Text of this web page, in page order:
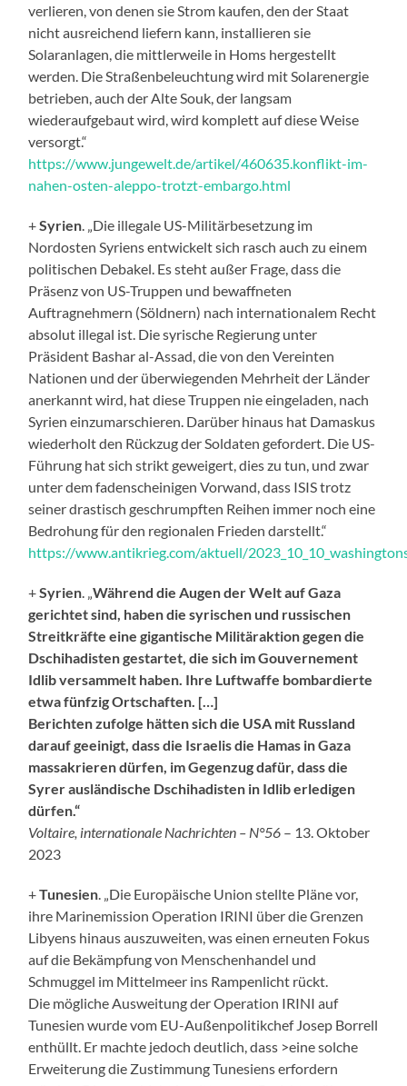
verlieren, von denen sie Strom kaufen, den der Staat
nicht ausreichend liefern kann, installieren sie
Solaranlagen, die mittlerweile in Homs hergestellt
werden. Die Straßenbeleuchtung wird mit Solarenergie
betrieben, auch der Alte Souk, der langsam
wiederaufgebaut wird, wird komplett auf diese Weise
versorgt.“
https://www.jungewelt.de/artikel/460635.konflikt-im-
nahen-osten-aleppo-trotzt-embargo.html
+Syrien . „Die illegale US-Militärbesetzung im
Nordosten Syriens entwickelt sich rasch auch zu einem
politischen Debakel. Es steht außer Frage, dass die
Präsenz von US-Truppen und bewaffneten
Auftragnehmern (Söldnern) nach internationalem Recht
absolut illegal ist. Die syrische Regierung unter
Präsident Bashar al-Assad, die von den Vereinten
Nationen und der überwiegenden Mehrheit der Länder
anerkannt wird, hat diese Truppen nie eingeladen, nach
Syrien einzumarschieren. Darüber hinaus hat Damaskus
wiederholt den Rückzug der Soldaten gefordert. Die US-
Führung hat sich strikt geweigert, dies zu tun, und zwar
unter dem fadenscheinigen Vorwand, dass ISIS trotz
seiner drastisch geschrumpften Reihen immer noch eine
Bedrohung für den regionalen Frieden darstellt.“
https://www.antikrieg.com/aktuell/
+Syrien . „Während die Augen der Welt auf Gaza
gerichtet sind, haben die syrischen und russischen
Streitkräfte eine gigantische Militäraktion gegen die
Dschihadisten gestartet, die sich im Gouvernement
Idlib versammelt haben. Ihre Luftwaffe bombardierte
etwa fünfzig Ortschaften. […]
Berichten zufolge hätten sich die USA mit Russland
darauf geeinigt, dass die Israelis die Hamas in Gaza
massakrieren dürfen, im Gegenzug dafür, dass die
Syrer ausländische Dschihadisten in Idlib erledigen
dürfen.“
Voltaire, internationale Nachrichten – N°56 – 13. Oktober
2023
+Tunesien . „Die Europäische Union stellte Pläne vor,
ihre Marinemission Operation IRINI über die Grenzen
Libyens hinaus auszuweiten, was einen erneuten Fokus
auf die Bekämpfung von Menschenhandel und
Schmuggel im Mittelmeer ins Rampenlicht rückt.
Die mögliche Ausweitung der Operation IRINI auf
Tunesien wurde vom EU-Außenpolitikchef Josep Borrell
enthüllt. Er machte jedoch deutlich, dass >eine solche
Erweiterung die Zustimmung Tunesiens erfordern